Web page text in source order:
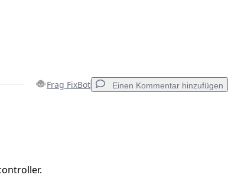
Frag FixBot Einen Kommentar hinzufügen